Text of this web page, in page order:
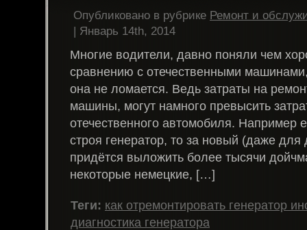
Опубликовано в рубрике Ремонт и
| Январь 14th, 2014
Многие водители, давно поняли чем
сравнению с отечественными
она не ломается. Ведь затраты на
машины, могут намного превысить
отечественного автомобиля. Например
строя генератор, то за новый (даже
придётся выложить более тысячи
некоторые немецкие, […]
Теги: как отремонтировать генератор
диагностика генератора